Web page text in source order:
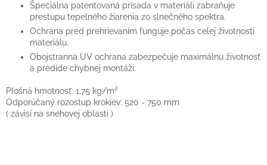
Špeciálna patentovaná prísada v materiáli zabraňuje
prestupu tepelného žiarenia zo slnečného spektra.
Ochrana pred prehrievaním funguje počas celej životnosti
materiálu.
Obojstranná UV ochrana zabezpečuje maximálnu životnosť
a predíde chybnej montáži.
Plošná hmotnosť: 1,75 kg/m­²
Odporúčaný rozostup krokiev: 520 - 750 mm
( závisí na snehovej oblasti )